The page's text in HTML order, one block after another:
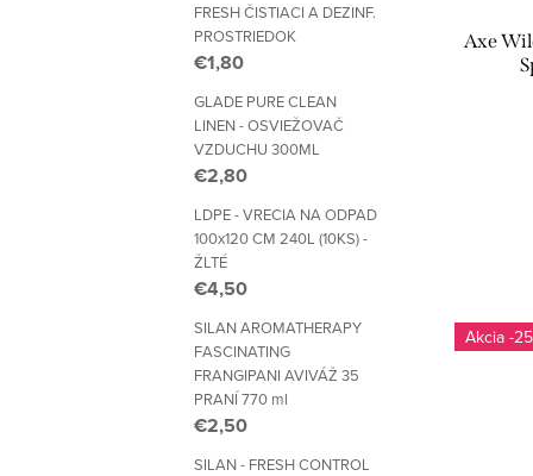
FRESH ČISTIACI A DEZINF.
PROSTRIEDOK
€1,80
GLADE PURE CLEAN
LINEN - OSVIEŽOVAČ
VZDUCHU 300ML
€2,80
LDPE - VRECIA NA ODPAD
100x120 CM 240L (10KS) -
ŽLTÉ
€4,50
SILAN AROMATHERAPY
FASCINATING
FRANGIPANI AVIVÁŽ 35
PRANÍ 770 ml
€2,50
SILAN - FRESH CONTROL
Axe
-